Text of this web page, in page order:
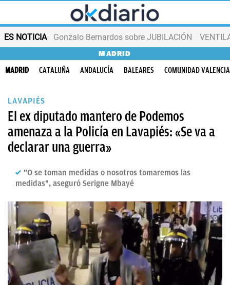
ES NOTICIA Gonzalo Bernardos sobre JUBILACIÓN
MADRID
MADRID CATALUÑA ANDALUCÍA BALEARES COMUNIDAD
LAVAPIÉS
El ex diputado mantero de Podemos
amenaza a la Policía en Lavapiés: «Se va a
declarar una guerra»
"O se toman medidas o nosotros tomaremos las
medidas", aseguró Serigne Mbayé